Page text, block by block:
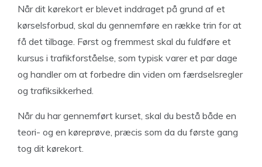
Når dit kørekort er blevet inddraget på grund af et
kørselsforbud, skal du gennemføre en række trin for at
få det tilbage. Først og fremmest skal du fuldføre et
kursus i trafikforståelse, som typisk varer et par dage
og handler om at forbedre din viden om færdselsregler
og trafiksikkerhed.
Når du har gennemført kurset, skal du bestå både en
teori- og en køreprøve, præcis som da du første gang
tog dit kørekort.